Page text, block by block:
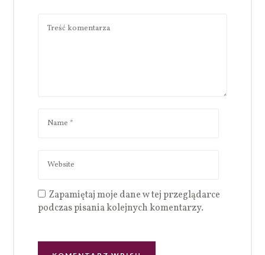
Zapamiętaj moje dane w tej przeglądarce
podczas pisania kolejnych komentarzy.